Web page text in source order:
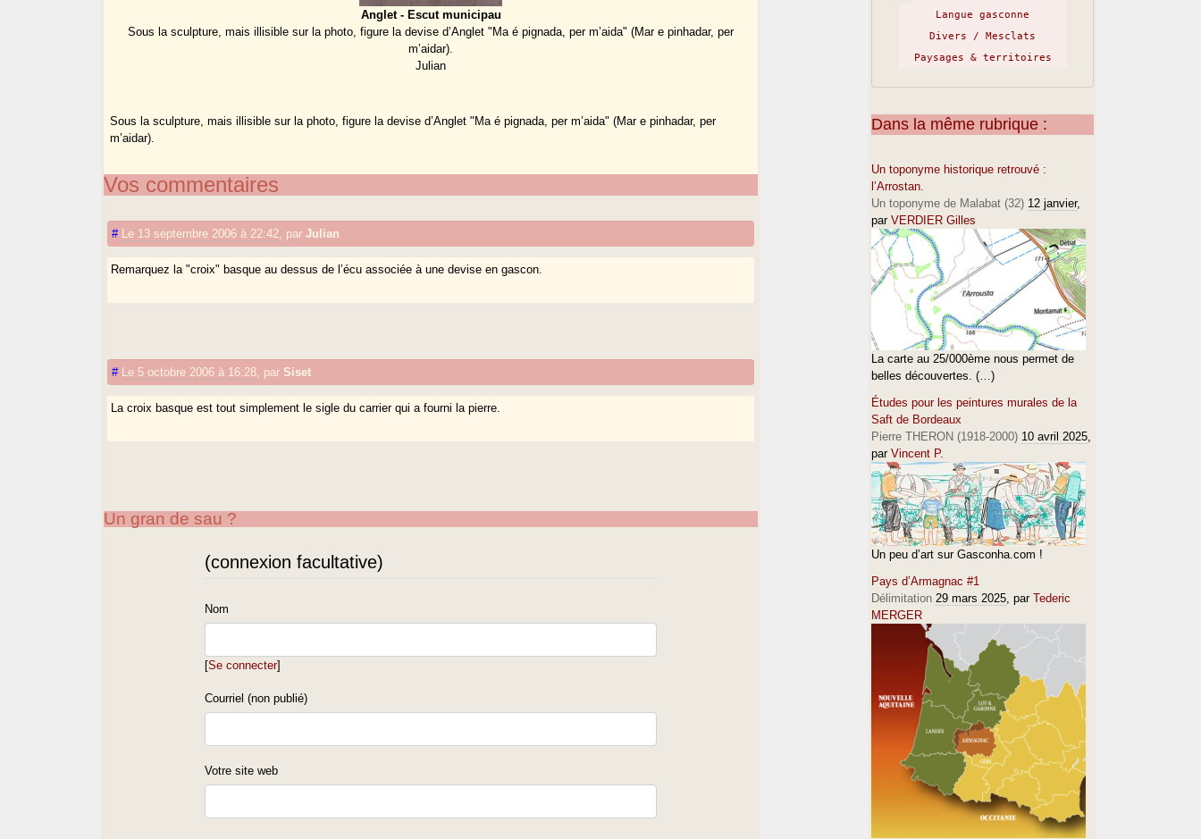
Anglet - Escut municipau
Sous la sculpture, mais illisible sur la photo, figure la devise d’Anglet "Ma é pignada, per m’aida" (Mar e pinhadar, per
m’aidar).
Julian
Sous la sculpture, mais illisible sur la photo, figure la devise d’Anglet "Ma é pignada, per m’aida" (Mar e pinhadar, per
m’aidar).
Vos commentaires
# Le 13 septembre 2006 à 22:42 parJulian
Remarquez la "croix" basque au dessus de l’écu associée à une devise en gascon.
# Le 5 octobre 2006 à 16:28 parSiset
La croix basque est tout simplement le sigle du carrier qui a fourni la pierre.
Un gran de sau ?
(connexion facultative)
Nom
[Se connecter]
Courriel (non publié)
Votre site web
Langue gasconne
Divers / Mesclats
Paysages & territoires
Dans la même rubrique :
Un toponyme historique retrouvé :
l’Arrostan.
Un toponyme de Malabat (32) 12 janvier,
par VERDIER Gilles
La carte au 25/000ème nous permet de
belles découvertes. (…)
Études pour les peintures murales de la
Saft de Bordeaux
Pierre THERON (1918-2000) 10 avril 2025,
par Vincent P.
Un peu d’art sur Gasconha.com !
Pays d’Armagnac #1
Délimitation 29 mars 2025, par Tederic
MERGER